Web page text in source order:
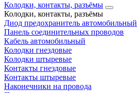
Колодки, контакты, разъёмы
Колодки, контакты, разъёмы
Диод предохранитель автомобильный
Панель соединительных проводов
Кабель автомобильный
Колодки гнездовые
Колодки штыревые
Контакты гнездовые
Контакты штыревые
Наконечники на провода